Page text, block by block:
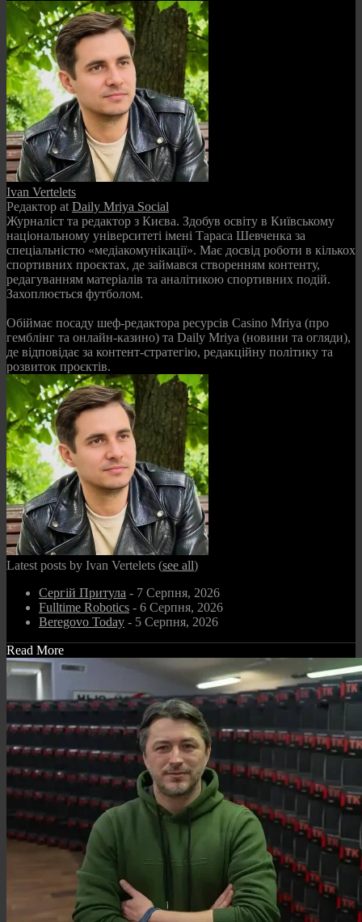
Ivan Vertelets
Редактор at Daily Mriya Social
Журналіст та редактор з Києва. Здобув освіту в Київському
національному університеті імені Тараса Шевченка за
спеціальністю «медіакомунікації». Має досвід роботи в кількох
спортивних проєктах, де займався створенням контенту,
редагуванням матеріалів та аналітикою спортивних подій.
Захоплюється футболом.
Обіймає посаду шеф-редактора ресурсів Casino Mriya (про
гемблінг та онлайн-казино) та Daily Mriya (новини та огляди),
де відповідає за контент-стратегію, редакційну політику та
розвиток проєктів.
Latest posts by Ivan Vertelets (see all)
Сергій Притула - 7 Серпня, 2026
Fulltime Robotics - 6 Серпня, 2026
Beregovo Today - 5 Серпня, 2026
Read More